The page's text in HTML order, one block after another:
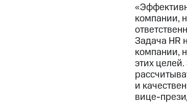
компании,
Задача HR
компании,
этих
и
вице-